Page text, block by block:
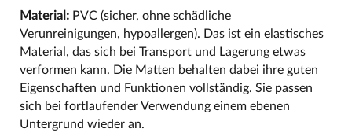
Material: PVC (sicher, ohne schädliche
Verunreinigungen, hypoallergen). Das ist ein elastisches
Material, das sich bei Transport und Lagerung etwas
verformen kann. Die Matten behalten dabei ihre guten
Eigenschaften und Funktionen vollständig. Sie passen
sich bei fortlaufender Verwendung einem ebenen
Untergrund wieder an.